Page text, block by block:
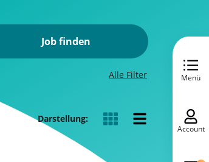
Job finden
Alle Filter
Darstellung:
Menü
Account